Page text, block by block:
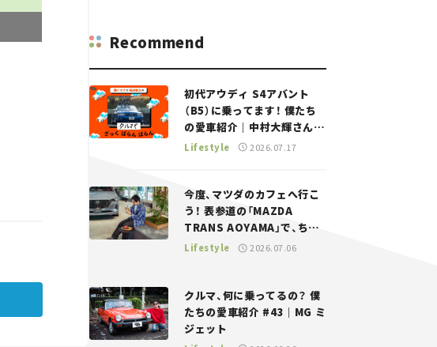
Recommend
初代アウディ S4アバント
（B5）に乗ってます！ 僕たち
の愛車紹介｜中村大輝さん
——瀬イオナと嶋田智之の
Lifestyle 2026.07.17
今度、マツダのカフェへ行こ
う！ 表参道の「MAZDA
TRANS AOYAMA」で、ちょ
っとひと息。——連載｜CCG
Lifestyle 2026.07.06
クルマ、何に乗ってるの？ 僕
たちの愛車紹介 #43｜MG ミ
ジェット